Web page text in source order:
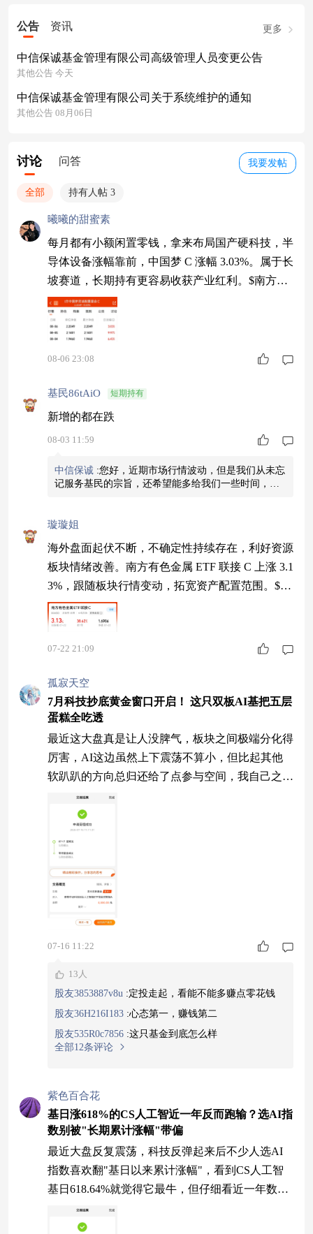
公告 资讯 更多
中信保诚基金管理有限公司高级管理人员变更公告
其他公告 今天
中信保诚基金管理有限公司关于系统维护的通知
其他公告 08月06日
我要发帖
讨论 问答
全部 持有人帖 3
曦曦的甜蜜素
每月都有小额闲置零钱，拿来布局国产硬科技，半
导体设备涨幅靠前，中国梦 C 涨幅 3.03%。属于长
坡赛道，长期持有更容易收获产业红利。$南方中
国梦灵活配置混合C$
08-06 23:08
基民86tAiO 短期持有
新增的都在跌
08-03 11:59
中信保诚 :您好，近期市场行情波动，但是我们从未忘
记服务基民的宗旨，还希望能多给我们一些时间，投
璇璇姐
海外盘面起伏不断，不确定性持续存在，利好资源
板块情绪改善。南方有色金属 ETF 联接 C 上涨 3.1
3%，跟随板块行情变动，拓宽资产配置范围。$南
方有色金属ETF联接C$
07-22 21:09
孤寂天空
7月科技抄底黄金窗口开启！ 这只双板AI基把五层
蛋糕全吃透
最近这大盘真是让人没脾气，板块之间极端分化得
厉害，AI这边虽然上下震荡不算小，但比起其他
软趴趴的方向总归还给了点参与空间，我自己之前
贪省事买了几只零散的科技基，复盘才发现踩了大
坑——要么只配了芯片方向，要么只配了光模块，
还有的混了一堆新能源医药杂毛，轮动一来这边涨
那边歇，收益被切得稀碎，折腾半天还不如躺平。
后来研究下来，$摩根中证科创创业人工智能ETF
发起式联接A$（027890）这条产品其实把上
07-16 11:22
13人
股友3853887v8u :定投走起，看能不能多赚点零花钱
股友36H216I183 :心态第一，赚钱第二
股友535R0c7856 :这只基金到底怎么样
全部12条评论
紫色百合花
基日涨618%的CS人工智近一年反而跑输？选AI指
数别被"长期累计涨幅"带偏
最近大盘反复震荡，科技反弹起来后不少人选AI
指数喜欢翻"基日以来累计涨幅"，看到CS人工智
基日618.64%就觉得它最牛，但仔细看近一年数
据：CS人工智近一年只涨116.79%，而科创创业AI
近一年163.70%、基日313.47%——基日累计高≠近